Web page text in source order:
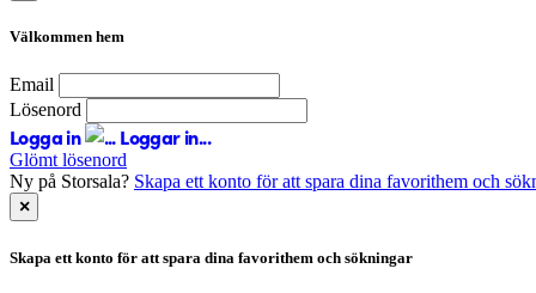
Välkommen hem
Email
Lösenord
Logga in Loggar in...
Glömt lösenord
Ny på Storsala? Skapa ett konto för att spara dina favorithem och
×
Skapa ett konto för att spara dina favorithem och sökningar